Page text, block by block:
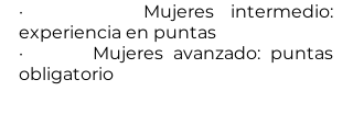
· Mujeres intermedio:
experiencia en puntas
· Mujeres avanzado: puntas
obligatorio